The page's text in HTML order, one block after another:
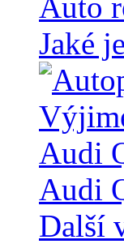
Jaké
Audi
Další